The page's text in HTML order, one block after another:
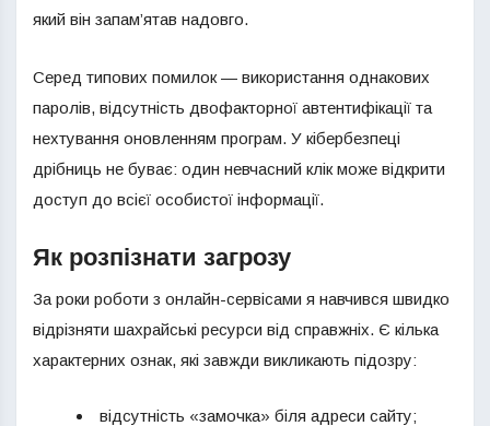
який він запам’ятав надовго.
Серед типових помилок — використання однакових
паролів, відсутність двофакторної автентифікації та
нехтування оновленням програм. У кібербезпеці
дрібниць не буває: один невчасний клік може відкрити
доступ до всієї особистої інформації.
Як розпізнати загрозу
За роки роботи з онлайн-сервісами я навчився швидко
відрізняти шахрайські ресурси від справжніх. Є кілька
характерних ознак, які завжди викликають підозру:
відсутність «замочка» біля адреси сайту;